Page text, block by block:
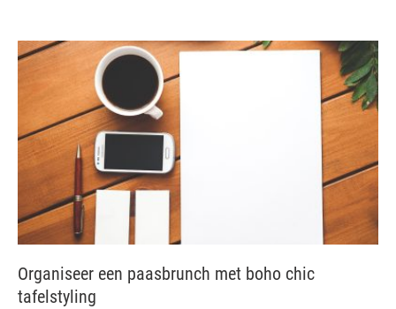
Organiseer een paasbrunch met boho chic
tafelstyling